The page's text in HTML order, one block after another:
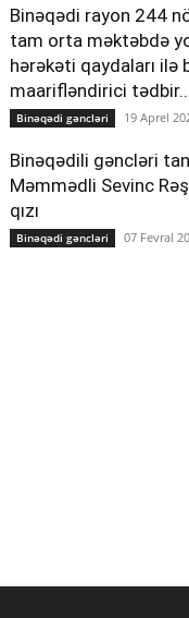
Binəqədi rayon 244
tam orta məktəbdə
hərəkəti qaydaları ilə
maarifləndirici
Binəqədi gəncləri 19 Aprel
Binəqədili gəncləri
Məmmədli Sevinc
qızı
Binəqədi gəncləri 07 Fevral